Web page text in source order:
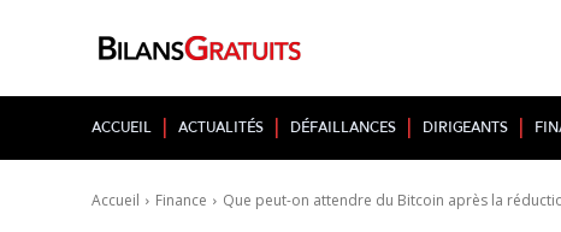
Accueil Actualités Défaillances Dirigeants
Accueil Finance Que peut-on attendre du Bitcoin après la